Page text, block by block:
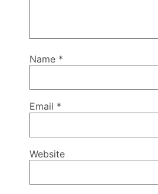
Name *
Email *
Website